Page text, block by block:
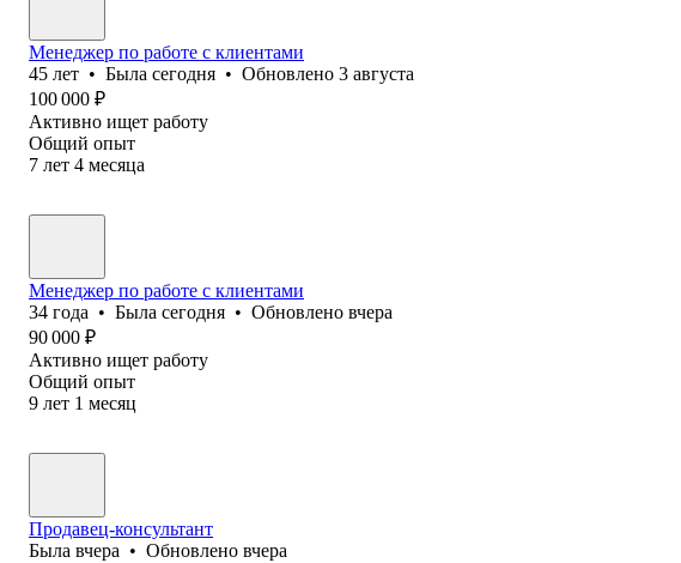
Менеджер по работе с клиентами
45 лет • Была сегодня • Обновлено 3 августа
100 000 ₽
Активно ищет работу
Общий опыт
7 лет 4 месяца
Менеджер по работе с клиентами
34 года • Была сегодня • Обновлено вчера
90 000 ₽
Активно ищет работу
Общий опыт
9 лет 1 месяц
Продавец-консультант
Была вчера • Обновлено вчера